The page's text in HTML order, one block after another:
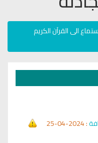
الى القرآن الكريم
: 2024-04-25